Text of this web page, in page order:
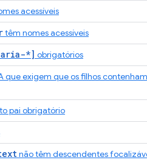
acessíveis
têm nomes acessíveis
*] obrigatórios
que exigem que os filhos
pai obrigatório
não têm descendentes